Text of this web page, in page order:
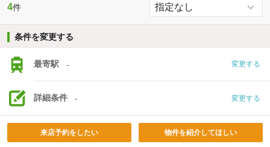
4件
条件を変更する
最寄駅 - 変更する
詳細条件 - 変更する
来店予約をしたい 物件を紹介してほしい